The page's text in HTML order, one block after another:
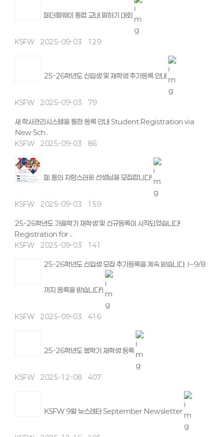
페더럴웨이 통합 교내 말하기 대회
KSFW 2025-09-03 129
25-26학년도 신입생 및 재학생 추가등록 안내
KSFW 2025-09-03 79
새 학사관리시스템을 통한 등록 안내 Student Registration via
New Sch..
KSFW 2025-09-03 86
페.통의 자랑스러운 선생님을 모집합니다!
KSFW 2025-09-03 159
25-26학년도 가을학기 재학생 및 신규등록이 시작되었습니다!
Registration for ..
KSFW 2025-09-03 141
25-26학년도 신입생 모집 추가등록을 계속 받습니다. (~9/8
까지 등록을 받습니다!)
KSFW 2025-09-03 416
25-26학년도 봄학기 재학생 등록
KSFW 2025-12-08 407
KSFW 9월 뉴스레터 September Newsletter